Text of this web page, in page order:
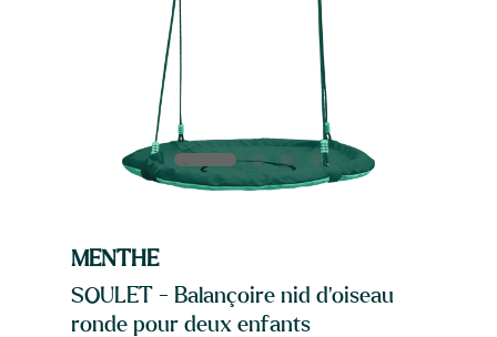
MENTHE
SOULET - Balançoire nid d'oiseau
ronde pour deux enfants